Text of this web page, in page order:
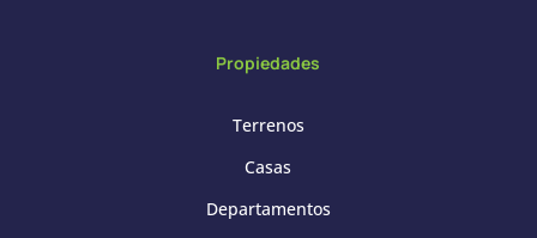
Propiedades
Terrenos
Casas
Departamentos